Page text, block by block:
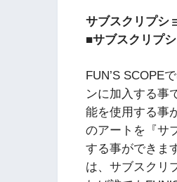
サブスクリプシ
■サブスクリプ
FUN’S SCOPE
ンに加入する事
能を使用する事
のアートを『サ
する事ができま
は、サブスクリ